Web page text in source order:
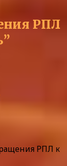
РПЛ
РПЛ к